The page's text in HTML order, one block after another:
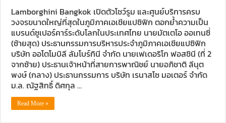
Lamborghini Bangkok เปิดตัวโชว์รูม และศูนย์บริการครบ
วงจรขนาดใหญ่ที่สุดในภูมิภาคเอเชียแปซิฟิก ตอกย้ำความเป็น
แบรนด์ซูเปอร์คาร์ระดับโลกในประเทศไทย นายมัตเตโอ ออเทนซี่
(ซ้ายสุด) ประธานกรรมการบริหารประจำภูมิภาคเอเชียแปซิฟิก
บริษัท ออโตโมบิลี ลัมโบร์กินี จำกัด นายเฟเดอริโก ฟอสชินี (ที่ 2
จากซ้าย) ประธานเจ้าหน้าที่สายการพาณิชย์ นายอภิชาติ ลีนุต
พงษ์ (กลาง) ประธานกรรมการ บริษัท เรนาสโซ มอเตอร์ จำกัด
ม.ล. ณัฐสิทธิ์ ดิศกุล …
Read More »